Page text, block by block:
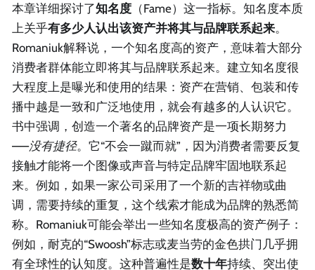
本章详细探讨了知名度 （Fame）这一指标。知名度本质
上关乎有多少人认出该资产并将其与品牌联系起来。
Romaniuk解释说，一个知名度高的资产，意味着大部分
消费者群体能立即将其与品牌联系起来。建立知名度很
大程度上是曝光和使用的结果：资产在营销、包装和传
播中越是一致和广泛地使用，就会有越多的人认识它。
书中强调，创造一个著名的品牌资产是一项长期努力
——没有捷径。它“不会一蹴而就”，因为消费者需要反复
接触才能将一个图像或声音与特定品牌牢固地联系起
来。例如，如果一家公司采用了一个新的吉祥物或曲
调，需要持续的重复，这个线索才能成为品牌的熟悉简
称。Romaniuk可能会举出一些知名度极高的资产例子：
例如，耐克的“Swoosh”标志或麦当劳的金色拱门几乎拥
有全球性的认知度。这种普遍性是数十年持续、突出使